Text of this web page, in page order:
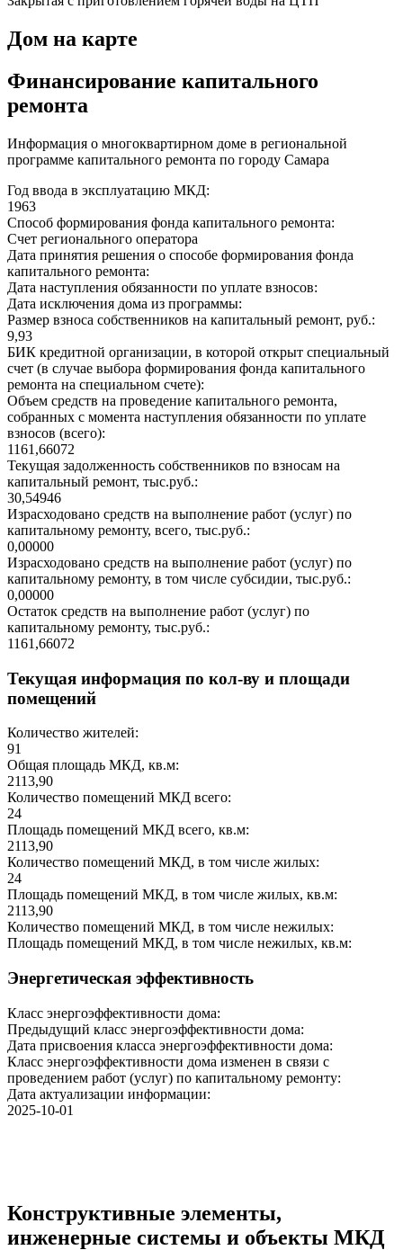
Дом на карте
Финансирование капитального
ремонта
Информация о многоквартирном доме в региональной
программе капитального ремонта по городу Самара
Год ввода в эксплуатацию МКД:
1963
Способ формирования фонда капитального ремонта:
Счет регионального оператора
Дата принятия решения о способе формирования фонда
капитального ремонта:
Дата наступления обязанности по уплате взносов:
Дата исключения дома из программы:
Размер взноса собственников на капитальный ремонт, руб.:
9,93
БИК кредитной организации, в которой открыт специальный
счет (в случае выбора формирования фонда капитального
ремонта на специальном счете):
Объем средств на проведение капитального ремонта,
собранных с момента наступления обязанности по уплате
взносов (всего):
1161,66072
Текущая задолженность собственников по взносам на
капитальный ремонт, тыс.руб.:
30,54946
Израсходовано средств на выполнение работ (услуг) по
капитальному ремонту, всего, тыс.руб.:
0,00000
Израсходовано средств на выполнение работ (услуг) по
капитальному ремонту, в том числе субсидии, тыс.руб.:
0,00000
Остаток средств на выполнение работ (услуг) по
капитальному ремонту, тыс.руб.:
1161,66072
Текущая информация по кол-ву и площади
помещений
Количество жителей:
91
Общая площадь МКД, кв.м:
2113,90
Количество помещений МКД всего:
24
Площадь помещений МКД всего, кв.м:
2113,90
Количество помещений МКД, в том числе жилых:
24
Площадь помещений МКД, в том числе жилых, кв.м:
2113,90
Количество помещений МКД, в том числе нежилых:
Площадь помещений МКД, в том числе нежилых, кв.м:
Энергетическая эффективность
Класс энергоэффективности дома:
Предыдущий класс энергоэффективности дома:
Дата присвоения класса энергоэффективности дома:
Класс энергоэффективности дома изменен в связи с
проведением работ (услуг) по капитальному ремонту:
Дата актуализации информации:
2025-10-01
Конструктивные элементы,
инженерные системы и объекты МКД